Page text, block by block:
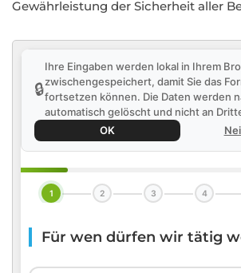
Gewährleistung der Sicherheit aller
🔒
Ihre Eingaben werden lokal in Ihrem
zwischengespeichert, damit Sie das
fortsetzen können. Die Daten werden
automatisch gelöscht und nicht an
OK
1 2 3 4
Für wen dürfen wir tätig